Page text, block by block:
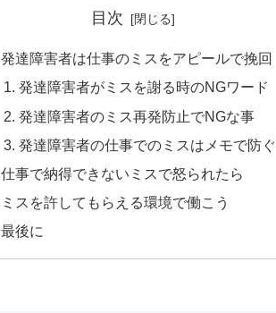
目次
発達障害者は仕事のミスをアピールで挽回
発達障害者がミスを謝る時のNGワード
発達障害者のミス再発防止でNGな事
発達障害者の仕事でのミスはメモで防ぐ
仕事で納得できないミスで怒られたら
ミスを許してもらえる環境で働こう
最後に